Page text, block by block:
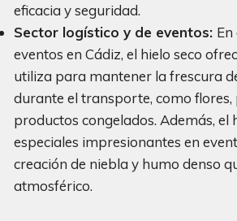
eficacia y seguridad.
Sector logístico y de eventos:
eventos en Cádiz, el hielo seco
utiliza para mantener la frescura
durante el transporte, como
productos congelados. Además, el
especiales impresionantes en
creación de niebla y humo denso
atmosférico.